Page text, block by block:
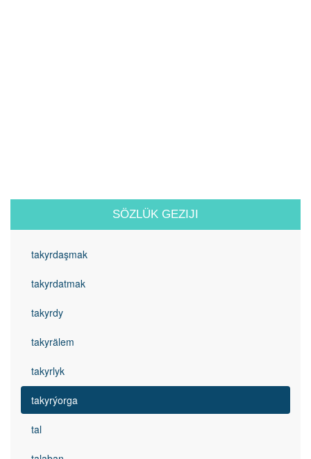
SÖZLÜK GEZIJI
takyrdaşmak
takyrdatmak
takyrdy
takyrälem
takyrlyk
takyrýorga
tal